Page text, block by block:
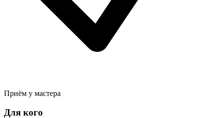
Приём у мастера
Для кого